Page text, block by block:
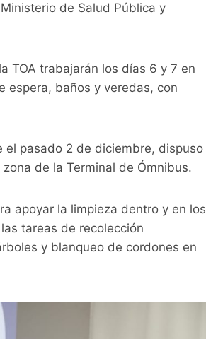
de Salud Pública y
TOA trabajarán los días 6 y 7 en
espera, baños y veredas, con
el pasado 2 de diciembre, dispuso
de la Terminal de Ómnibus.
apoyar la limpieza dentro y en los
tareas de recolección
y blanqueo de cordones en